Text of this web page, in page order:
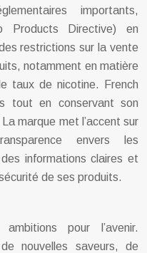
importants,
Products Directive) en
restrictions sur la vente
notamment en matière
taux de nicotine. French
tout en conservant son
marque met l’accent sur
envers les
informations claires et
de ses produits.
pour l’avenir.
nouvelles saveurs, de